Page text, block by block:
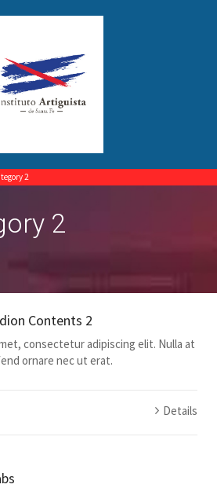
2
2
Contents 2
consectetur adipiscing elit. Nulla at
ornare nec ut erat.
Details